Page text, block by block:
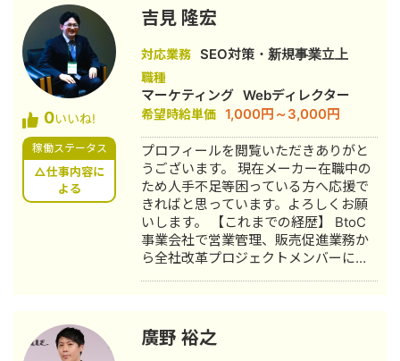
おりますので、お気軽にご利用くださ
い。 https://lb-creation.co.jp/mtg/
【プロフィール】 プロフィールをご覧
いただきありがとうございます！ 私自
身、実際に建築土木業界で10年、複数
の職種で作業服を着て現場で働いてお
りました。その後30代前半に独学で始
めたインターネットビジネスで独立し
17年。SEOアフィリエイトの経験を掛
け合わせて、建設業を専門ににWEBサ
イト設計・内部対策から価格競争に陥
らない販売戦略まで、SEOでの上位表
示と集客に繋がるホームページ運用を
一括でお手伝いできます。 【自社WEB
サイト】 制作・運用実績やクライアン
ト様の声もご覧いただけます。
するメディアです。 https://lb-
creation.co.jp/fu-watt/
0いいね!
稼働ステータス
△仕事内容に
よる
吉見 隆宏
対応業務 SEO対策・新規事業立上
職種
マーケティング Webディレクター
希望時給単価 1,000円～3,000円
プロフィールを閲覧いただきありがと
うございます。 現在メーカー在職中の
ため人手不足等困っている方へ応援で
きればと思っています。よろしくお願
いします。 【これまでの経歴】 BtoC
事業会社で営業管理、販売促進業務か
ら全社改革プロジェクトメンバーに選
メインとする幅広い業務に従事、コロ
ナによる事業環境悪化も売上を１度も
廣野 裕之